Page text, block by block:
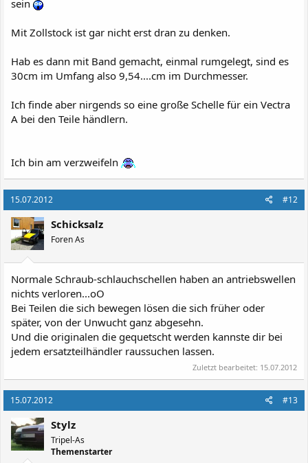
sein
Mit Zollstock ist gar nicht erst dran zu denken.
Hab es dann mit Band gemacht, einmal rumgelegt, sind es
30cm im Umfang also 9,54....cm im Durchmesser.
Ich finde aber nirgends so eine große Schelle für ein Vectra
A bei den Teile händlern.
Ich bin am verzweifeln
15.07.2012 #12
Schicksalz
Foren As
Normale Schraub-schlauchschellen haben an antriebswellen
nichts verloren...oO
Bei Teilen die sich bewegen lösen die sich früher oder
später, von der Unwucht ganz abgesehn.
Und die originalen die gequetscht werden kannste dir bei
jedem ersatzteilhändler raussuchen lassen.
Zuletzt bearbeitet: 15.07.2012
15.07.2012 #13
Stylz
Tripel-As
Themenstarter